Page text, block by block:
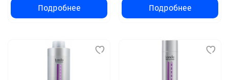
Подробнее Подробнее